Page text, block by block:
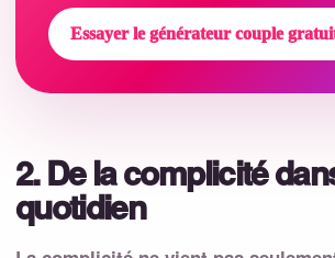
Essayer le générateur couple
2. De la complicité
quotidien